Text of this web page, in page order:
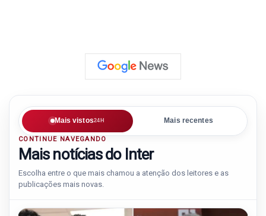
Mais vistos24H Mais recentes
CONTINUE NAVEGANDO
Mais notícias do Inter
Escolha entre o que mais chamou a atenção dos leitores e as
publicações mais novas.